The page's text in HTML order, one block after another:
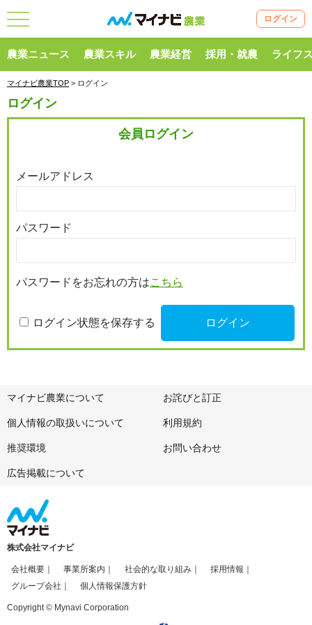
ログイン
農業ニュース 農業スキル 農業経営 採用・就農 ライフ
マイナビ農業TOP > ログイン
ログイン
会員ログイン
メールアドレス
パスワード
パスワードをお忘れの方はこちら
ログイン状態を保存する
マイナビ農業について お詫びと訂正
個人情報の取扱いについて 利用規約
推奨環境 お問い合わせ
広告掲載について
株式会社マイナビ
会社概要 事業所案内 社会的な取り組み
採用情報
グループ会社
個人情報保護方針
Copyright © Mynavi Corporation